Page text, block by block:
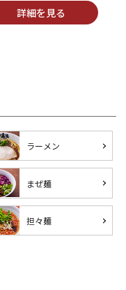
ラーメン
まぜ麺
担々麺